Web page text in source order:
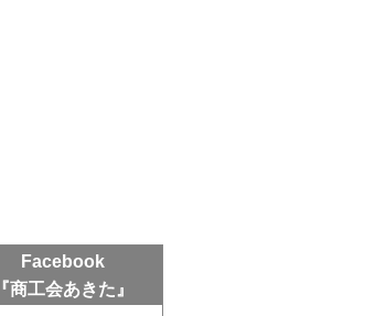
Facebook
『商工会あきた』